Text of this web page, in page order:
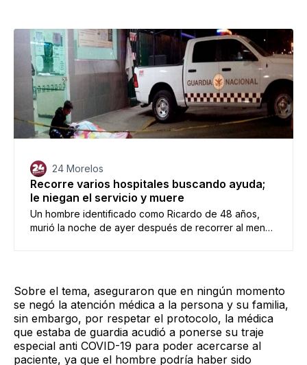
24 Morelos
Recorre varios hospitales buscando ayuda;
le niegan el servicio y muere
Un hombre identificado como Ricardo de 48 años,
murió la noche de ayer después de recorrer al menos
Salinas, mismo que administra …
Sobre el tema, aseguraron que en ningún momento
se negó la atención médica a la persona y su familia,
sin embargo, por respetar el protocolo, la médica
que estaba de guardia acudió a ponerse su traje
especial anti COVID-19 para poder acercarse al
paciente, ya que el hombre podría haber sido